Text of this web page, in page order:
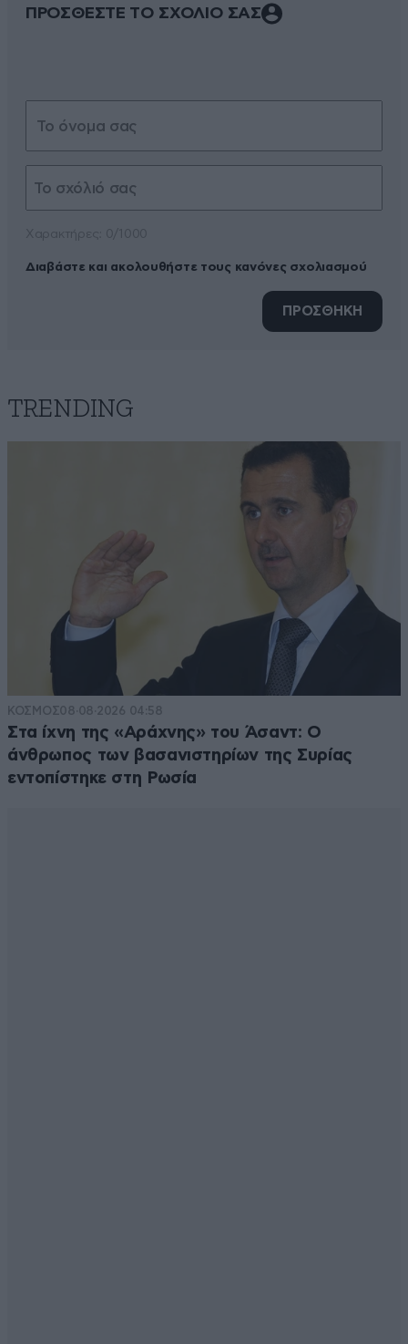
ΠΡΟΣΘΕΣΤΕ ΤΟ ΣΧΟΛΙΟ ΣΑΣ
Διαβάστε και ακολουθήστε τους κανόνες σχολιασμού
ΠΡΟΣΘΗΚΗ
TRENDING
ΚΟΣΜΟΣ08·08·2026 04:58
Στα ίχνη της «Αράχνης» του Άσαντ: Ο
άνθρωπος των βασανιστηρίων της Συρίας
εντοπίστηκε στη Ρωσία